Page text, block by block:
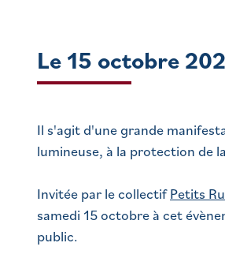
Le 15 octobre
Il s'agit d'une grande
lumineuse, à la protection de
Invitée par le collectifPetits
samedi 15 octobre à cet
public.